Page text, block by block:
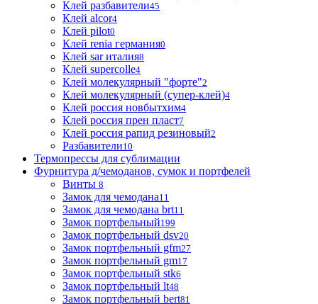
Клей разбавители45
Клей alcor4
Клей pilot0
Клей renia германия0
Клей sar италия8
Клей supercolle4
Клей молекулярный "форте"2
Клей молекулярный (супер-клей)4
Клей россия новбытхим4
Клей россия прен пласт7
Клей россия рапид резиновый2
Разбавители10
Термопрессы для сублимации
Фурнитура д/чемоданов, сумок и портфелей
Винты 8
Замок для чемодана11
Замок для чемодана brt11
Замок портфельный199
Замок портфельный dsv20
Замок портфельный gfm27
Замок портфельный gm17
Замок портфельный stk6
Замок портфельный lt48
Замок портфельный bert81